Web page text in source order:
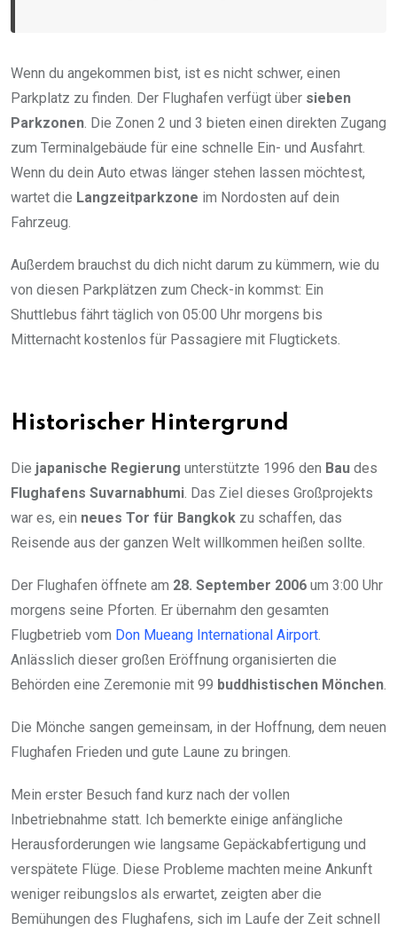
Wenn du angekommen bist, ist es nicht schwer, einen
Parkplatz zu finden. Der Flughafen verfügt über sieben
Parkzonen . Die Zonen 2 und 3 bieten einen direkten Zugang
zum Terminalgebäude für eine schnelle Ein- und Ausfahrt.
Wenn du dein Auto etwas länger stehen lassen möchtest,
wartet die Langzeitparkzone im Nordosten auf dein
Fahrzeug.
Außerdem brauchst du dich nicht darum zu kümmern, wie du
von diesen Parkplätzen zum Check-in kommst: Ein
Shuttlebus fährt täglich von 05:00 Uhr morgens bis
Mitternacht kostenlos für Passagiere mit Flugtickets.
Historischer Hintergrund
Die japanische Regierung unterstützte 1996 den Bau des
Flughafens Suvarnabhumi . Das Ziel dieses Großprojekts
war es, ein neues Tor für Bangkok zu schaffen, das
Reisende aus der ganzen Welt willkommen heißen sollte.
Der Flughafen öffnete am 28. September 2006 um 3:00 Uhr
morgens seine Pforten. Er übernahm den gesamten
Flugbetrieb vom Don Mueang International Airport
Anlässlich dieser großen Eröffnung organisierten die
Behörden eine Zeremonie mit 99 buddhistischen Mönchen
Die Mönche sangen gemeinsam, in der Hoffnung, dem neuen
Flughafen Frieden und gute Laune zu bringen.
Mein erster Besuch fand kurz nach der vollen
Inbetriebnahme statt. Ich bemerkte einige anfängliche
Herausforderungen wie langsame Gepäckabfertigung und
verspätete Flüge. Diese Probleme machten meine Ankunft
weniger reibungslos als erwartet, zeigten aber die
Bemühungen des Flughafens, sich im Laufe der Zeit schnell